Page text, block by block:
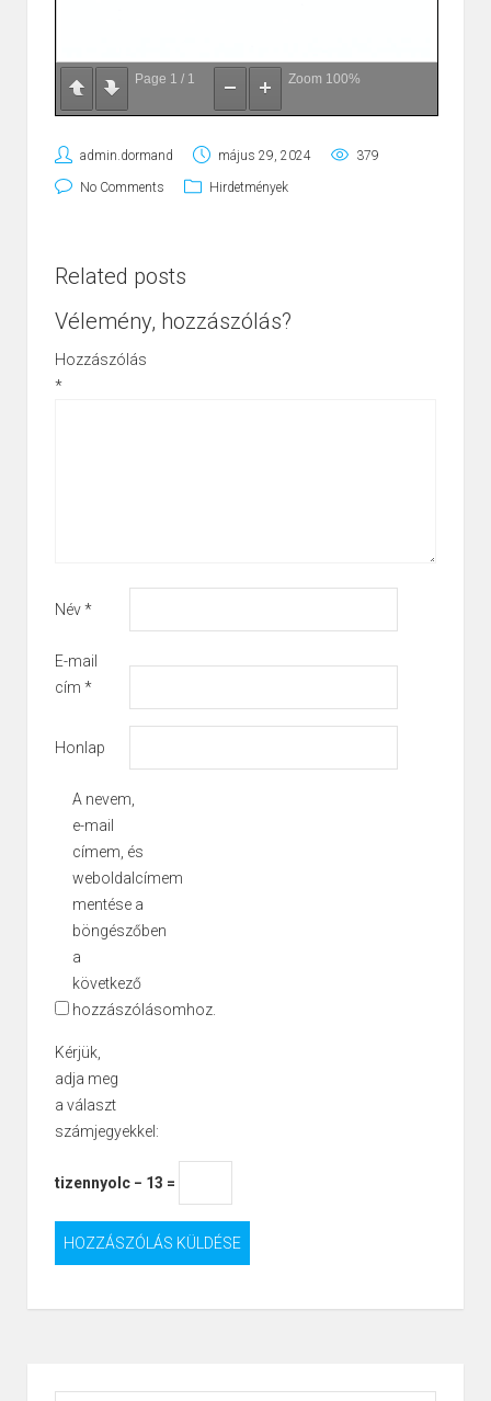
Page 1 / 1 Zoom 100%
admin.dormand május 29, 2024 379
No Comments Hirdetmények
Related posts
Vélemény, hozzászólás?
Hozzászólás
*
Név*
E-mail
cím *
Honlap
A nevem,
e-mail
címem, és
weboldalcímem
mentése a
böngészőben
a
következő
hozzászólásomhoz.
Kérjük,
adja meg
a választ
számjegyekkel:
tizennyolc − 13 =